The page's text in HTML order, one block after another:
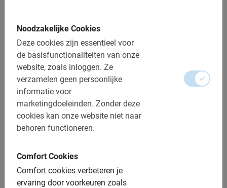
Noodzakelijke Cookies
Deze cookies zijn essentieel voor
de basisfunctionaliteiten van onze
website, zoals inloggen. Ze
verzamelen geen persoonlijke
informatie voor
marketingdoeleinden. Zonder deze
cookies kan onze website niet naar
behoren functioneren.
Comfort Cookies
Comfort cookies verbeteren je
ervaring door voorkeuren zoals
Gratis wijzigen of annuleren tot 24u vooraf
Afstand: ca. 15 km
Toegankelijk voor alle fietsers
Inclusief:
De Nederlandse gids
Een top ervaring!
Fotomomenten